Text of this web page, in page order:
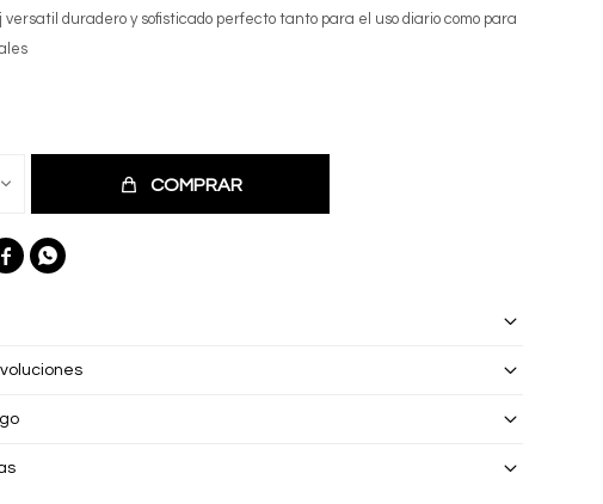
versatil duradero y sofisticado perfecto tanto para el uso diario como para
COMPRAR
 